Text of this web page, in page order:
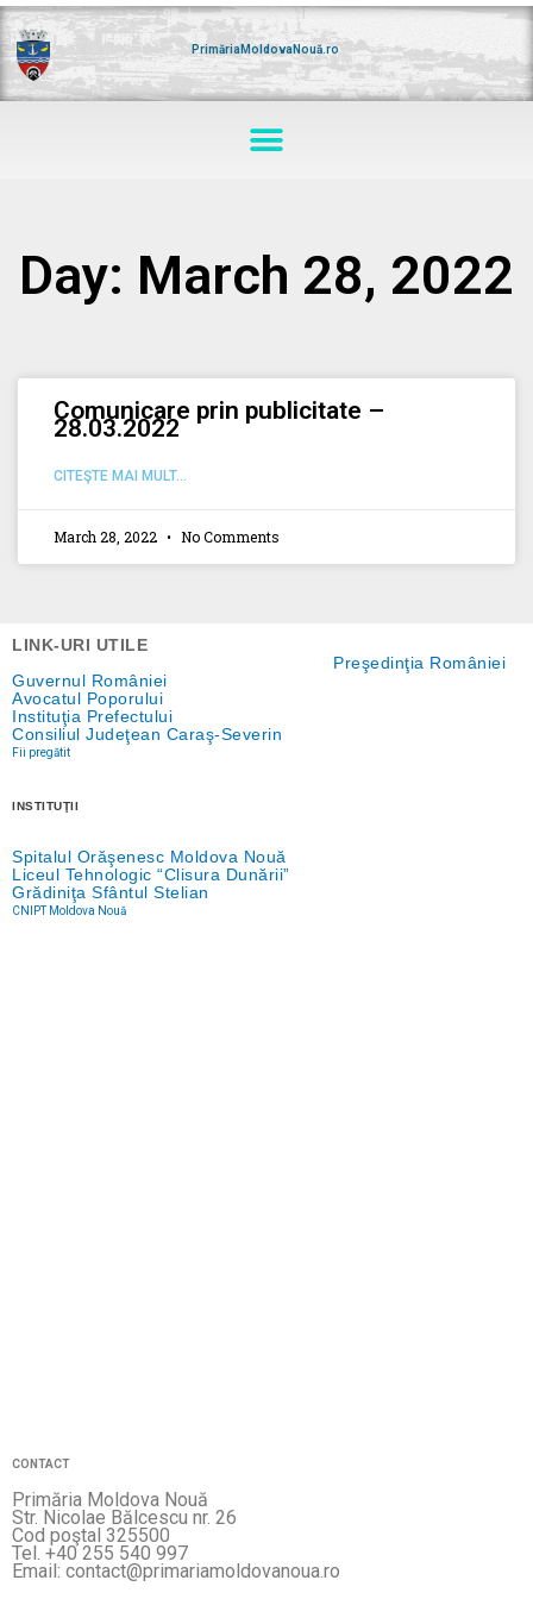
Skip
to
content
PrimăriaMoldovaNouă.ro
Menu
Day: March 28, 2022
Comunicare prin publicitate –
28.03.2022
CITEŞTE MAI MULT...
March 28, 2022 No Comments
LINK-URI UTILE
Preşedinţia României
Guvernul României
Avocatul Poporului
Instituţia Prefectului
Consiliul Judeţean Caraş-Severin
Fii pregătit
INSTITUŢII
Spitalul Orăşenesc Moldova Nouă
Liceul Tehnologic “Clisura Dunării”
Grădiniţa Sfântul Stelian
CNIPT Moldova Nouă
CONTACT
Primăria Moldova Nouă
Str. Nicolae Bălcescu nr. 26
Cod poştal 325500
Tel. +40 255 540 997
Email: contact@primariamoldovanoua.ro